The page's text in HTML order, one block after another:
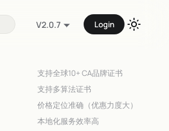
V2.0.7 Login
支持全球10+ CA品牌证书
支持多算法证书
价格定位准确（优惠力度大）
本地化服务效率高